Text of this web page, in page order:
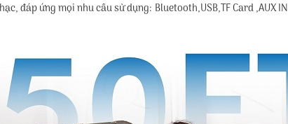
đáp ứng mọi nhu cầu sử dụng: Bluetooth,USB,TF Card ,AUX IN